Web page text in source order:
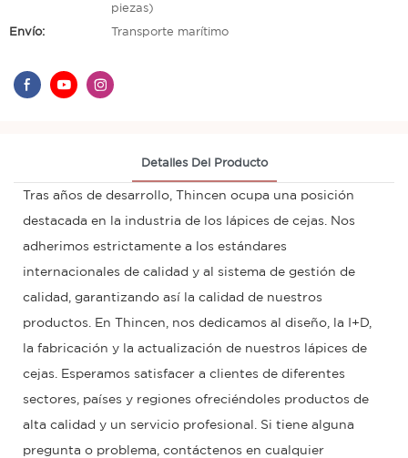
piezas)
Envío: Transporte marítimo
Detalles Del Producto
Tras años de desarrollo, Thincen ocupa una posición
destacada en la industria de los lápices de cejas. Nos
adherimos estrictamente a los estándares
internacionales de calidad y al sistema de gestión de
calidad, garantizando así la calidad de nuestros
productos. En Thincen, nos dedicamos al diseño, la I+D,
la fabricación y la actualización de nuestros lápices de
cejas. Esperamos satisfacer a clientes de diferentes
sectores, países y regiones ofreciéndoles productos de
alta calidad y un servicio profesional. Si tiene alguna
pregunta o problema, contáctenos en cualquier